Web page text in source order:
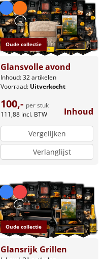
Oude collectie
Glansvolle avond
Inhoud: 32 artikelen
Voorraad: Uitverkocht
100,- per stuk
111,88 incl. BTW Inhoud
Vergelijken
Verlanglijst
Oude collectie
Glansrijk Grillen